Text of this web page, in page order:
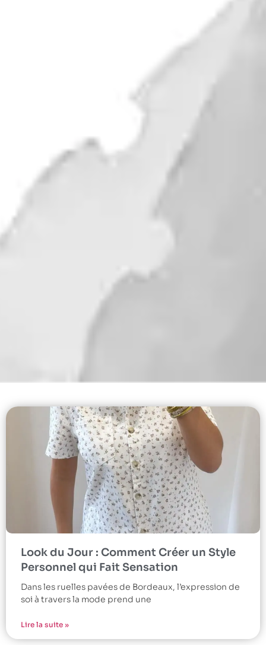
Look du Jour : Comment Créer un Style
Personnel qui Fait Sensation
Dans les ruelles pavées de Bordeaux, l’expression de
soi à travers la mode prend une
Lire la suite »